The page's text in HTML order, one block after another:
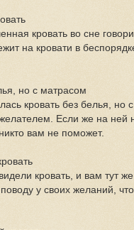
кровать во сне
на кровати в
но с матрасом
кровать без белья, но
Если же на ней
вам не поможет.
кровать, и вам тут
у своих желаний,